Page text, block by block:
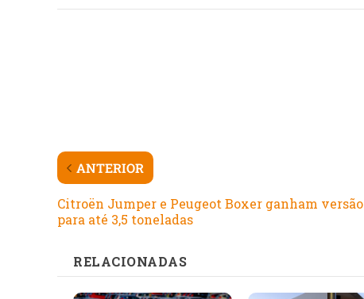
ANTERIOR
Citroën Jumper e Peugeot Boxer ganham versão
para até 3,5 toneladas
RELACIONADAS